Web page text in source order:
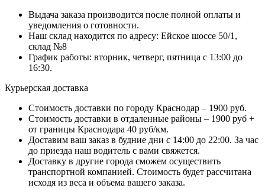
Выдача заказа производится после полной оплаты и
уведомления о готовности.
Наш склад находится по адресу: Ейское шоссе 50/1,
склад №8
График работы: вторник, четверг, пятница с 13:00 до
16:30.
Курьерская доставка
Стоимость доставки по городу Краснодар – 1900 руб.
Стоимость доставки в отдаленные районы – 1900 руб +
от границы Краснодара 40 руб/км.
Доставим ваш заказ в будние дни с 14:00 до 22:00. За час
до приезда наш водитель с вами свяжется.
Доставку в другие города сможем осуществить
транспортной компанией. Стоимость будет рассчитана
исходя из веса и объема вашего заказа.